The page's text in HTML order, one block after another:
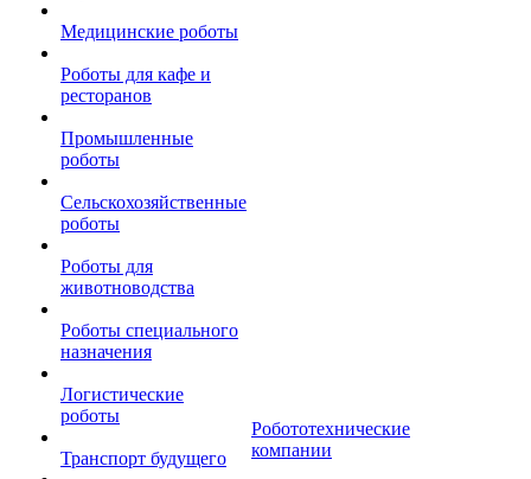
Медицинские роботы
Роботы для кафе и
ресторанов
Промышленные
роботы
Сельскохозяйственные
роботы
Роботы для
животноводства
Роботы специального
назначения
Логистические
роботы
Транспорт будущего
Робототехнические
компании